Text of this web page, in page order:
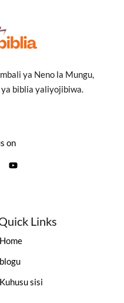
ya Neno la Mungu,
ya biblia yaliyojibiwa.
on
Links
Home
blogu
Kuhusu sisi